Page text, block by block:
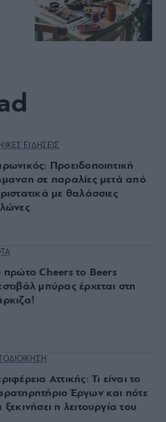
ΕΙΔΗΣΕΙΣ
Προειδοποιητική
σε παραλίες μετά από
με θαλάσσιες
πρώτο Cheers to Beers
μπύρας έρχεται στη
Αττικής: Τι είναι το
Έργων και πότε
ξεκινήσει η λειτουργία του